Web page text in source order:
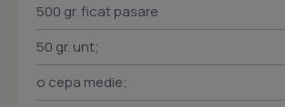
500 gr. ficat pasare
50 gr. unt;
o cepa medie;